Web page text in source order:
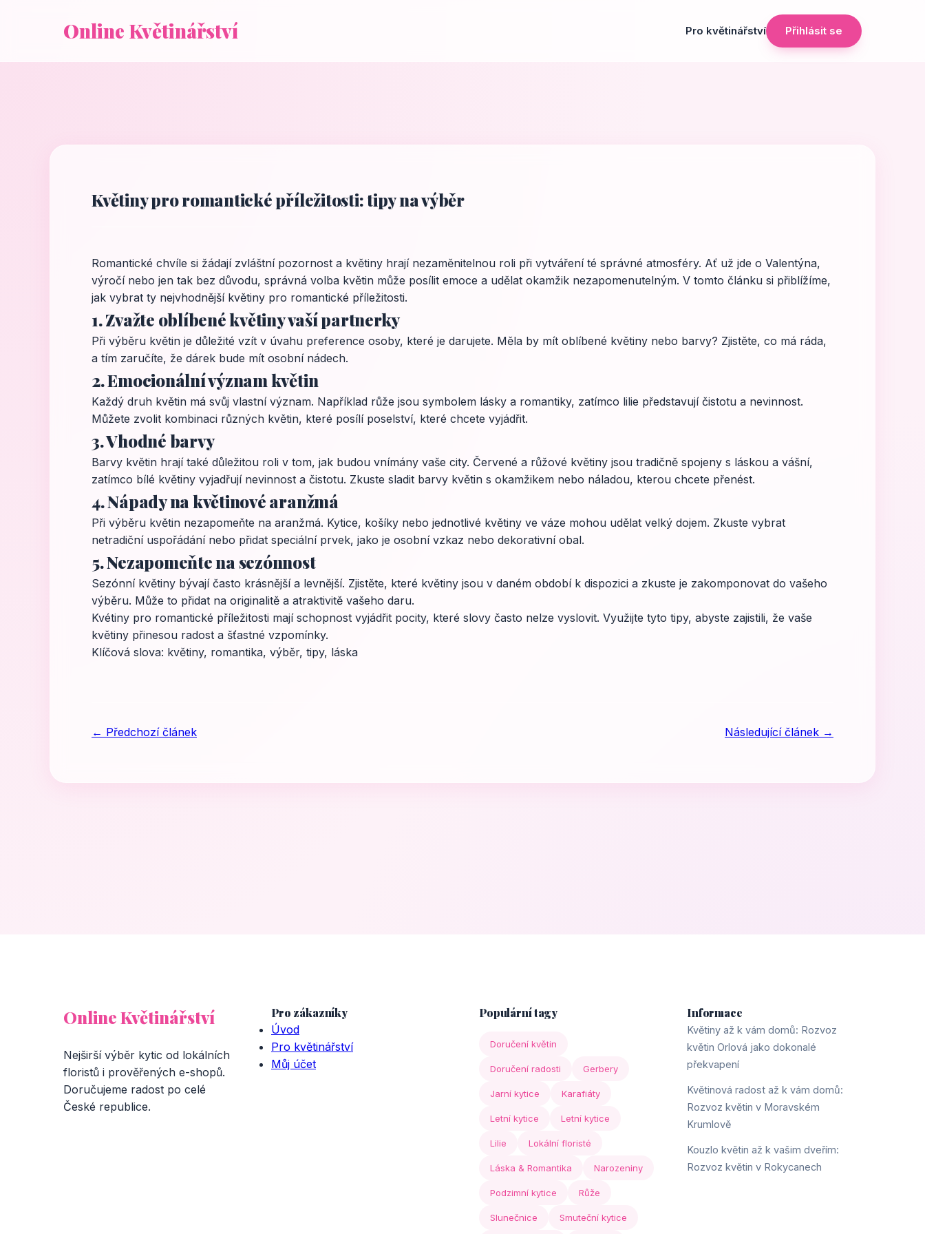
Online Květinářství Pro květinářství Přihlásit se
Květiny pro romantické příležitosti: tipy na výběr
Romantické chvíle si žádají zvláštní pozornost a květiny hrají nezaměnitelnou roli při vytváření té správné atmosféry. Ať už jde o Valentýna,
výročí nebo jen tak bez důvodu, správná volba květin může posílit emoce a udělat okamžik nezapomenutelným. V tomto článku si přiblížíme,
jak vybrat ty nejvhodnější květiny pro romantické příležitosti.
1. Zvažte oblíbené květiny vaší partnerky
Při výběru květin je důležité vzít v úvahu preference osoby, které je darujete. Měla by mít oblíbené květiny nebo barvy? Zjistěte, co má ráda,
a tím zaručíte, že dárek bude mít osobní nádech.
2. Emocionální význam květin
Každý druh květin má svůj vlastní význam. Například růže jsou symbolem lásky a romantiky, zatímco lilie představují čistotu a nevinnost.
Můžete zvolit kombinaci různých květin, které posílí poselství, které chcete vyjádřit.
3. Vhodné barvy
Barvy květin hrají také důležitou roli v tom, jak budou vnímány vaše city. Červené a růžové květiny jsou tradičně spojeny s láskou a vášní,
zatímco bílé květiny vyjadřují nevinnost a čistotu. Zkuste sladit barvy květin s okamžikem nebo náladou, kterou chcete přenést.
4. Nápady na květinové aranžmá
Při výběru květin nezapomeňte na aranžmá. Kytice, košíky nebo jednotlivé květiny ve váze mohou udělat velký dojem. Zkuste vybrat
netradiční uspořádání nebo přidat speciální prvek, jako je osobní vzkaz nebo dekorativní obal.
5. Nezapomeňte na sezónnost
Sezónní květiny bývají často krásnější a levnější. Zjistěte, které květiny jsou v daném období k dispozici a zkuste je zakomponovat do vašeho
výběru. Může to přidat na originalitě a atraktivitě vašeho daru.
Kvétiny pro romantické příležitosti mají schopnost vyjádřit pocity, které slovy často nelze vyslovit. Využijte tyto tipy, abyste zajistili, že vaše
květiny přinesou radost a šťastné vzpomínky.
Klíčová slova: květiny, romantika, výběr, tipy, láska
← Předchozí článek Následující článek →
Online Květinářství
Nejširší výběr kytic od lokálních
floristů i prověřených e-shopů.
Doručujeme radost po celé
České republice.
Pro zákazníky
Úvod
Pro květinářství
Můj účet
Populární tagy
Doručení květin
Doručení radosti Gerbery
Jarní kytice Karafiáty
Letní kytice Letní kytice
Lilie Lokální floristé
Láska & Romantika Narozeniny
Podzimní kytice Růže
Slunečnice Smuteční kytice
Informace
Květiny až k vám domů: Rozvoz
květin Orlová jako dokonalé
překvapení
Květinová radost až k vám domů:
Rozvoz květin v Moravském
Krumlově
Kouzlo květin až k vašim dveřím:
Rozvoz květin v Rokycanech